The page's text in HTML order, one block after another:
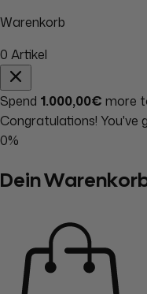
Warenkorb
0 Artikel
Spend 1.000,00€ more
Congratulations! You've
0%
Dein